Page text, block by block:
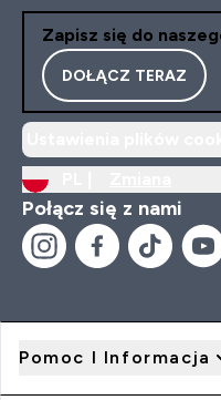
Zapisz się do
DOŁĄCZ TERAZ
Połącz się z nami
Pomoc I Informacja